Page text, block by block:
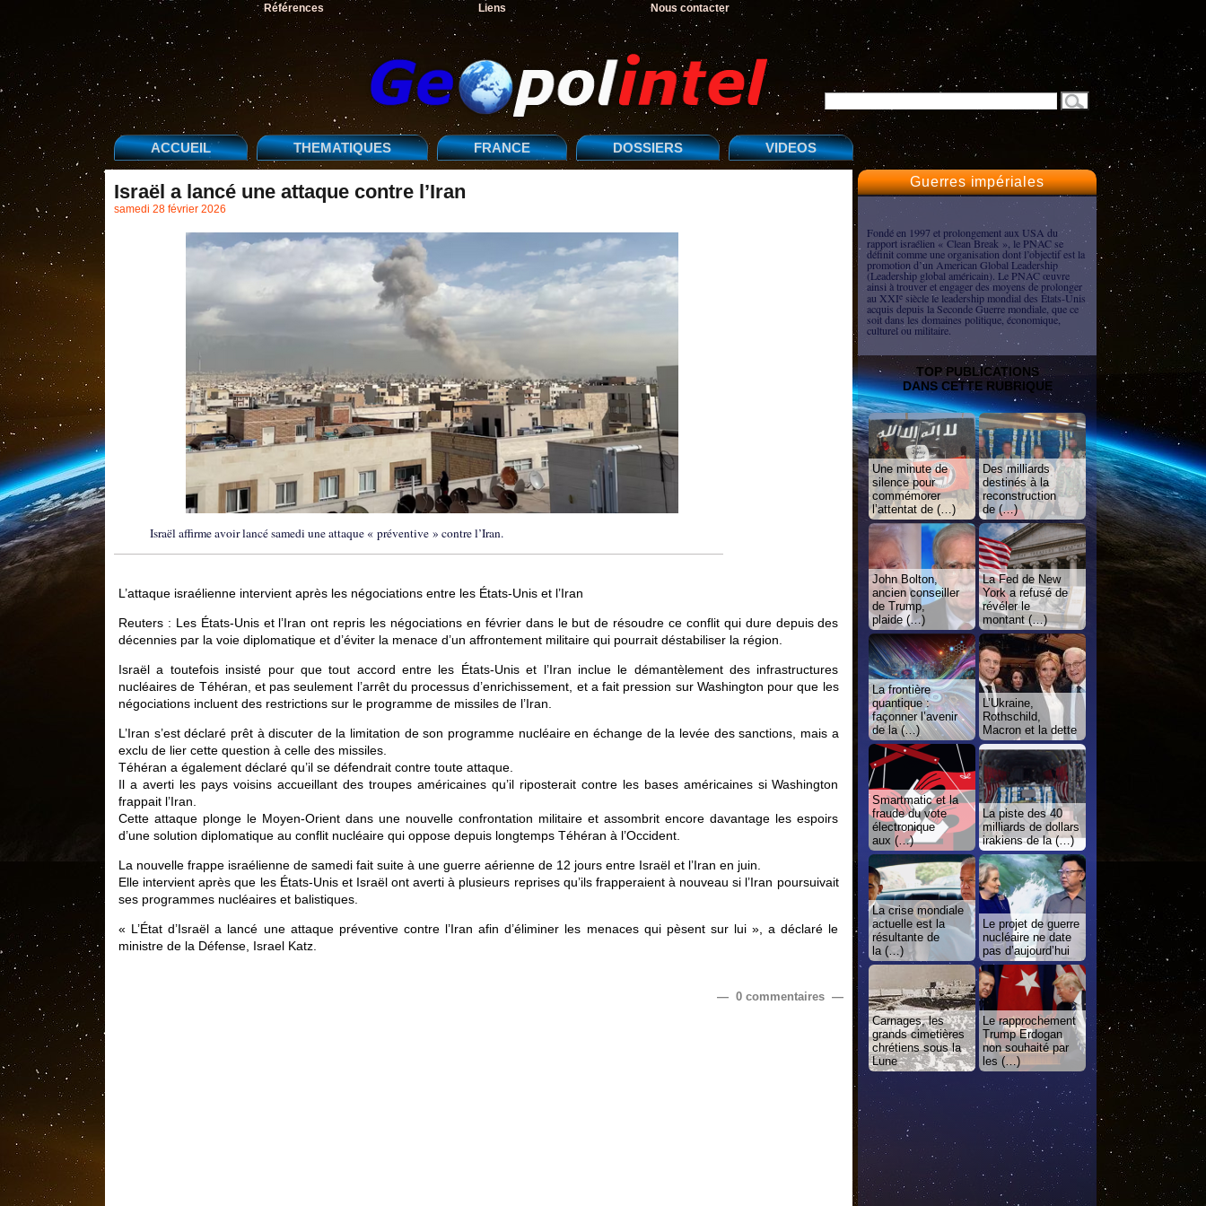
Références Liens Nous contacter
ACCUEIL THEMATIQUES FRANCE DOSSIERS VIDEOS
Israël a lancé une attaque contre l’Iran
samedi 28 février 2026
Israël affirme avoir lancé samedi une attaque « préventive » contre l’Iran.
L’attaque israélienne intervient après les négociations entre les États-Unis et l’Iran
Reuters : Les États-Unis et l’Iran ont repris les négociations en février dans le but de résoudre ce conflit qui dure depuis des
décennies par la voie diplomatique et d’éviter la menace d’un affrontement militaire qui pourrait déstabiliser la région.
Israël a toutefois insisté pour que tout accord entre les États-Unis et l’Iran inclue le démantèlement des infrastructures
nucléaires de Téhéran, et pas seulement l’arrêt du processus d’enrichissement, et a fait pression sur Washington pour que les
négociations incluent des restrictions sur le programme de missiles de l’Iran.
L’Iran s’est déclaré prêt à discuter de la limitation de son programme nucléaire en échange de la levée des sanctions, mais a
exclu de lier cette question à celle des missiles.
Téhéran a également déclaré qu’il se défendrait contre toute attaque.
Il a averti les pays voisins accueillant des troupes américaines qu’il riposterait contre les bases américaines si Washington
frappait l’Iran.
Cette attaque plonge le Moyen-Orient dans une nouvelle confrontation militaire et assombrit encore davantage les espoirs
d’une solution diplomatique au conflit nucléaire qui oppose depuis longtemps Téhéran à l’Occident.
La nouvelle frappe israélienne de samedi fait suite à une guerre aérienne de 12 jours entre Israël et l’Iran en juin.
Elle intervient après que les États-Unis et Israël ont averti à plusieurs reprises qu’ils frapperaient à nouveau si l’Iran poursuivait
ses programmes nucléaires et balistiques.
« L’État d’Israël a lancé une attaque préventive contre l’Iran afin d’éliminer les menaces qui pèsent sur lui », a déclaré le
ministre de la Défense, Israel Katz.
— 0 commentaires —
Guerres impériales
Fondé en 1997 et prolongement aux USA du
rapport israélien « Clean Break », le PNAC se
définit comme une organisation dont l’objectif est la
promotion d’un American Global Leadership
(Leadership global américain). Le PNAC œuvre
ainsi à trouver et engager des moyens de prolonger
au XXIe siècle le leadership mondial des États-Unis
acquis depuis la Seconde Guerre mondiale, que ce
soit dans les domaines politique, économique,
culturel ou militaire.
TOP PUBLICATIONS
DANS CETTE RUBRIQUE
Une minute de
silence pour
commémorer
l’attentat de (…)
Des milliards
destinés à la
reconstruction
de (…)
John Bolton,
ancien conseiller
de Trump,
plaide (…)
La Fed de New
York a refusé de
révéler le
montant (…)
La frontière
quantique :
façonner l’avenir
de la (…)
L’Ukraine,
Rothschild,
Macron et la dette
Smartmatic et la
fraude du vote
électronique
aux (…)
La piste des 40
milliards de dollars
irakiens de la (…)
La crise mondiale
actuelle est la
résultante de
la (…)
Le projet de guerre
nucléaire ne date
pas d’aujourd’hui
Carnages, les
grands cimetières
chrétiens sous la
Lune
Le rapprochement
Trump Erdogan
non souhaité par
les (…)